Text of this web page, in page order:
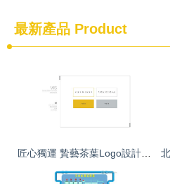
最新產品 Product